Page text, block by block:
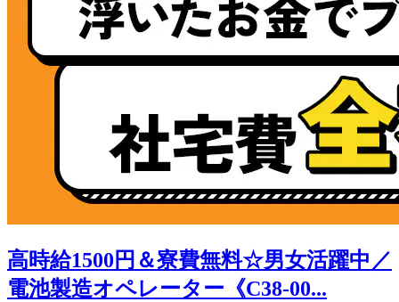
高時給1500円＆寮費無料☆男女活躍中／
電池製造オペレーター《C38-00...